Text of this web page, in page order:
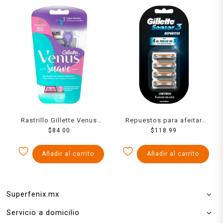
Rastrillo Gillette Venus
Suave para mujer con 3
$ 84.00
Añadir al carrito
Repuestos para afeitar
Gillette Sensor3 4
$118.99
Añadir al carrito
Superfenix.mx
Servicio a domicilio